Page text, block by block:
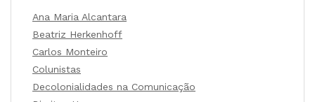
Ana Maria Alcantara
Beatriz Herkenhoff
Carlos Monteiro
Colunistas
Decolonialidades na Comunicação